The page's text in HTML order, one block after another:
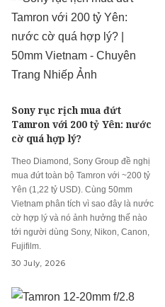
Sony rục rịch mua đứt
Tamron với 200 tỷ Yên: nước
cờ quá hợp lý?
Theo Diamond, Sony Group đề nghị
mua đứt toàn bộ Tamron với ~200 tỷ
Yên (1,22 tỷ USD). Cùng 50mm
Vietnam phân tích vì sao đây là nước
cờ hợp lý và nó ảnh hưởng thế nào
tới người dùng Sony, Nikon, Canon,
Fujifilm.
30 July, 2026